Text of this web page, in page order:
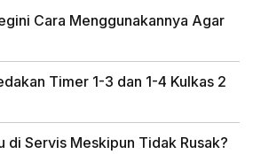
Cara Menggunakannya Agar
Timer 1-3 dan 1-4 Kulkas 2
di Servis Meskipun Tidak Rusak?